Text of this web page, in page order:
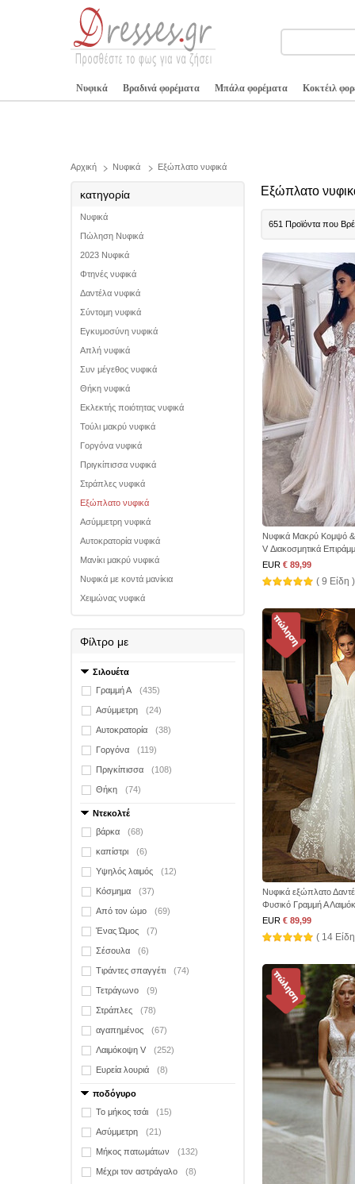
Νυφικά Βραδινά φορέματα Μπάλα φορέματα Κοκτέιλ
Αρχική Νυφικά Εξώπλατο νυφικά
κατηγορία
Νυφικά
Πώληση Νυφικά
2023 Νυφικά
Φτηνές νυφικά
Δαντέλα νυφικά
Σύντομη νυφικά
Εγκυμοσύνη νυφικά
Απλή νυφικά
Συν μέγεθος νυφικά
Θήκη νυφικά
Εκλεκτής ποιότητας νυφικά
Τούλι μακρύ νυφικά
Γοργόνα νυφικά
Πριγκίπισσα νυφικά
Στράπλες νυφικά
Εξώπλατο νυφικά
Ασύμμετρη νυφικά
Αυτοκρατορία νυφικά
Μανίκι μακρύ νυφικά
Νυφικά με κοντά μανίκια
Χειμώνας νυφικά
Φίλτρο με
Σιλουέτα
Γραμμή Α
(435)
Ασύμμετρη (24)
Αυτοκρατορία (38)
Γοργόνα (119)
Πριγκίπισσα (108)
Θήκη (74)
Ντεκολτέ
βάρκα
(68)
καπίστρι (6)
Υψηλός λαιμός (12)
Κόσμημα (37)
Από τον ώμο (69)
Ένας Ώμος (7)
Σέσουλα (6)
Τιράντες σπαγγέτι (74)
Τετράγωνο (9)
Στράπλες (78)
αγαπημένος (67)
Λαιμόκοψη V (252)
Ευρεία λουριά (8)
ποδόγυρο
Το μήκος τσάι
(15)
Ασύμμετρη (21)
Μήκος πατωμάτων (132)
Μέχρι τον αστράγαλο (8)
Εξώπλατο
651 Προϊόντα που
Νυφικά Μακρύ Κομψό &
V Διακοσμητικά
EUR € 89,99
( 9 Είδη )
Νυφικά εξώπλατο
Φυσικό Γραμμή Α
EUR € 89,99
( 14